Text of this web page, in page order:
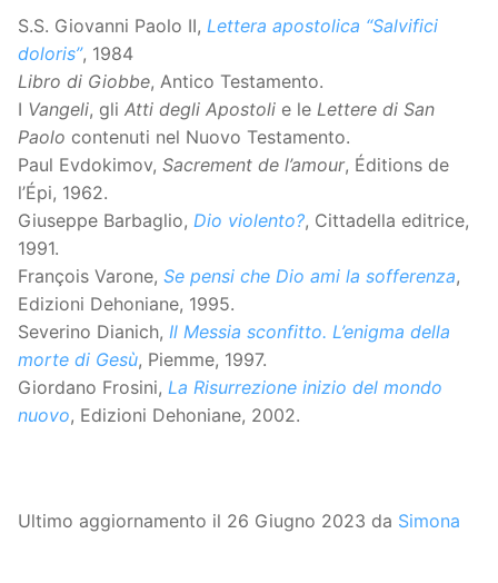
S.S. Giovanni Paolo II, Lettera apostolica “Salvifici
doloris”, 1984
Libro di Giobbe, Antico Testamento.
I Vangeli, gli Atti degli Apostoli e le Lettere di San
Paolo contenuti nel Nuovo Testamento.
Paul Evdokimov, Sacrement de l’amour, Éditions de
l’Épi, 1962.
Giuseppe Barbaglio, Dio violento?, Cittadella editrice,
1991.
François Varone, Se pensi che Dio ami la sofferenza,
Edizioni Dehoniane, 1995.
Severino Dianich, Il Messia sconfitto. L’enigma della
morte di Gesù, Piemme, 1997.
Giordano Frosini, La Risurrezione inizio del mondo
nuovo, Edizioni Dehoniane, 2002.
Ultimo aggiornamento il 26 Giugno 2023 da Simona